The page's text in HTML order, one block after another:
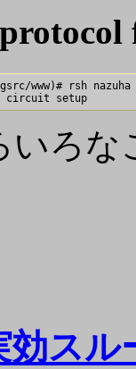
www)# rsh
いろ
効ス